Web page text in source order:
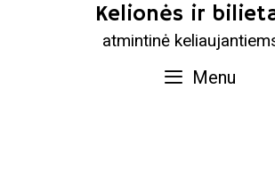
Kelionės ir
atmintinė
Menu